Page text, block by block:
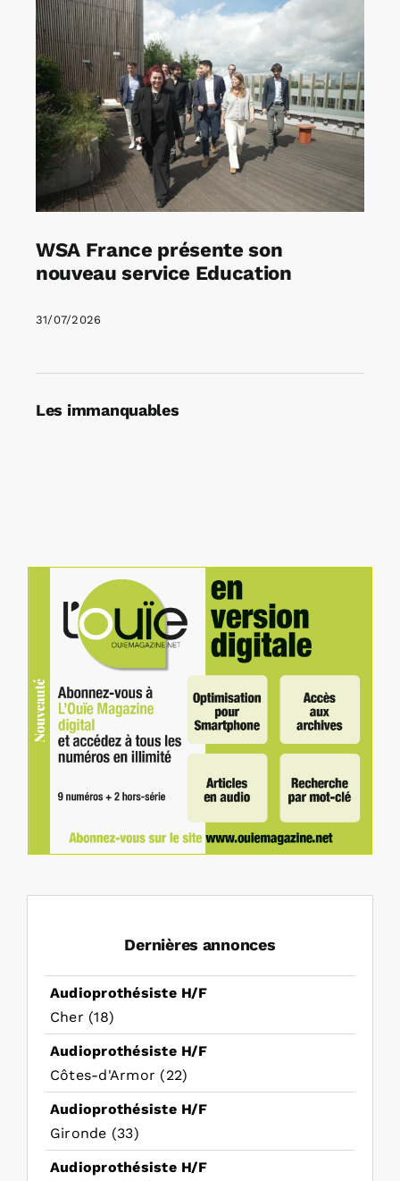
WSA France présente son
nouveau service Education
31/07/2026
Les immanquables
Dernières annonces
Audioprothésiste H/F
Cher (18)
Audioprothésiste H/F
Côtes-d'Armor (22)
Audioprothésiste H/F
Gironde (33)
Audioprothésiste H/F